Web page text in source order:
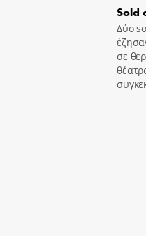
Sold
Δύο
σε